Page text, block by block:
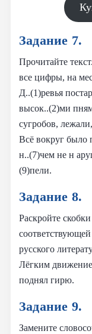
Задание 7.
Прочитайте
все цифры, на
Д..(1)ревья
высок..(2)ми
сугробов,
Всё вокруг было
н..(7)чем не н
(9)пели.
Задание 8.
Раскройте
русского
Лёгким
поднял гирю.
Задание 9.
Замените